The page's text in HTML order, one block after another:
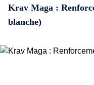
Krav Maga :
blanche)